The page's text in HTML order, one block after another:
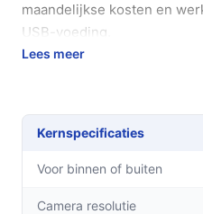
maandelijkse kosten en
USB-voeding.
2K-beeld,
montagemateriaal wilt
Lees meer
Kernspecificaties
Voor binnen of buiten
Camera resolutie